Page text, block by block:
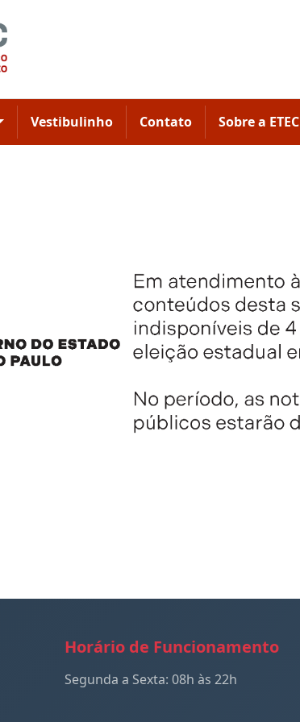
Vestibulinho Contato Sobre a ETEC
Horário de Funcionamento
Segunda a Sexta: 08h às 22h